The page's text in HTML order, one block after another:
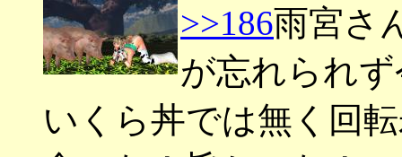
>>186雨宮さ
が忘れられ
いくら丼では無く回